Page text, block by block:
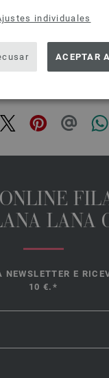
individuales
ACEPTAR
LANA
E
10 €.*